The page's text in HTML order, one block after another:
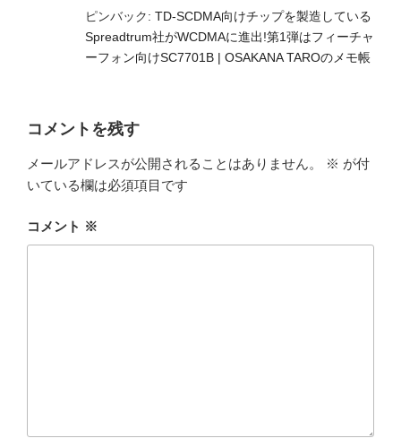
ピンバック: TD-SCDMA向けチップを製造している
Spreadtrum社がWCDMAに進出!第1弾はフィーチャ
ーフォン向けSC7701B | OSAKANA TAROのメモ帳
コメントを残す
メールアドレスが公開されることはありません。 ※ が付
いている欄は必須項目です
コメント ※